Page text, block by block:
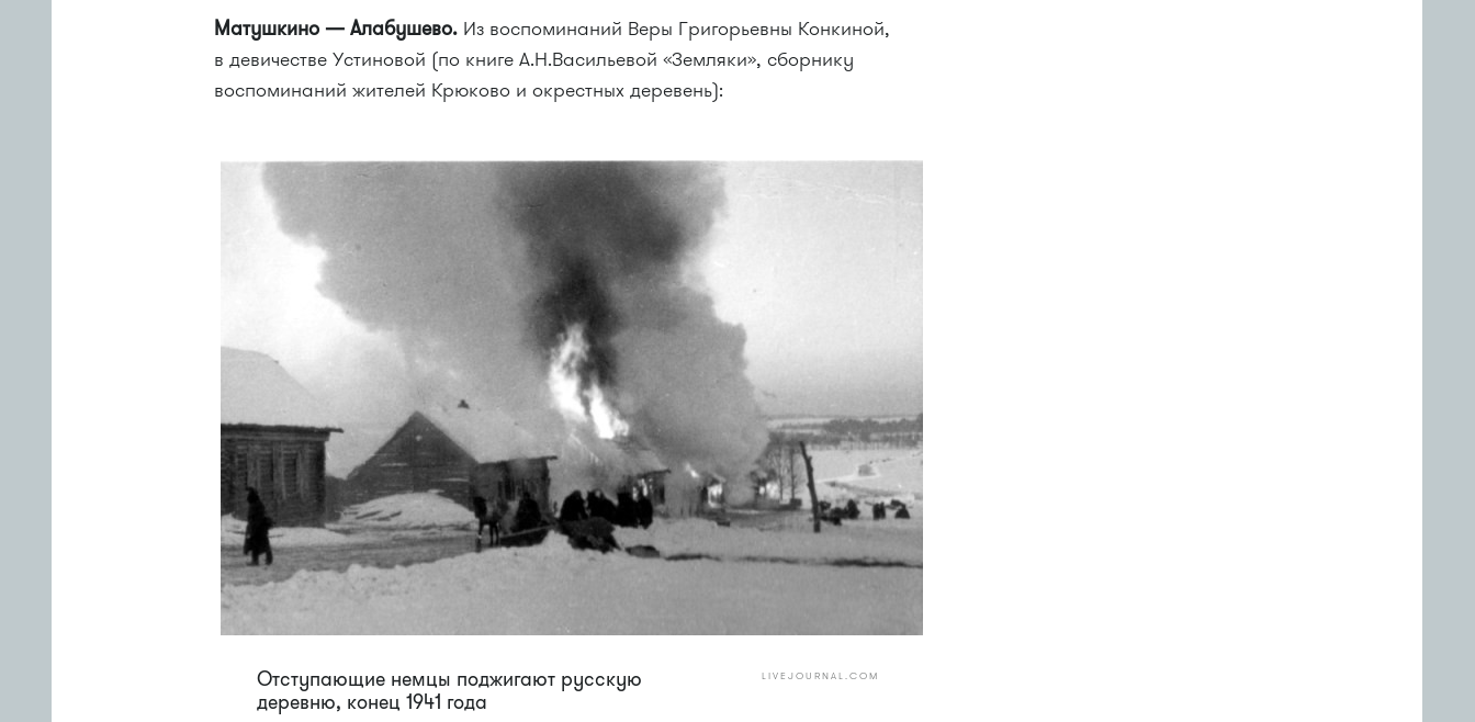
Матушкино — Алабушево. Из воспоминаний Веры Григорьевны Конкиной,
в девичестве Устиновой (по книге А.Н.Васильевой «Земляки», сборнику
воспоминаний жителей Крюково и окрестных деревень):
Отступающие немцы поджигают русскую
деревню, конец 1941 года
LIVEJOURNAL.COM